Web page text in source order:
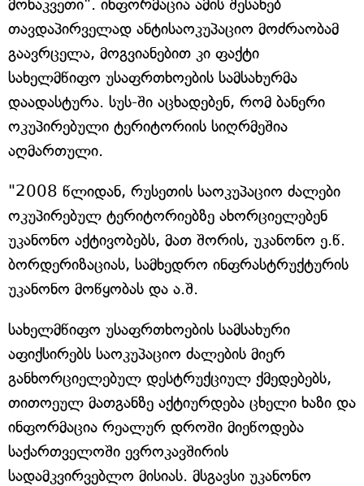
მონაკვეთი". ინფორმაცია ამის შესახებ
თავდაპირველად ანტისაოკუპაციო მოძრაობამ
გაავრცელა, მოგვიანებით კი ფაქტი
სახელმწიფო უსაფრთხოების სამსახურმა
დაადასტურა. სუს-ში აცხადებენ, რომ ბანერი
ოკუპირებული ტერიტორიის სიღრმეშია
აღმართული.
"2008 წლიდან, რუსეთის საოკუპაციო ძალები
ოკუპირებულ ტერიტორიებზე ახორციელებენ
უკანონო აქტივობებს, მათ შორის, უკანონო ე.წ.
ბორდერიზაციას, სამხედრო ინფრასტრუქტურის
უკანონო მოწყობას და ა.შ.
სახელმწიფო უსაფრთხოების სამსახური
აფიქსირებს საოკუპაციო ძალების მიერ
განხორციელებულ დესტრუქციულ ქმედებებს,
თითოეულ მათგანზე აქტიურდება ცხელი ხაზი და
ინფორმაცია რეალურ დროში მიეწოდება
საქართველოში ევროკავშირის
სადამკვირვებლო მისიას. მსგავსი უკანონო